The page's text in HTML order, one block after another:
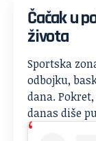
Čačak u
života
Sportska
odbojku,
dana.
danas diše